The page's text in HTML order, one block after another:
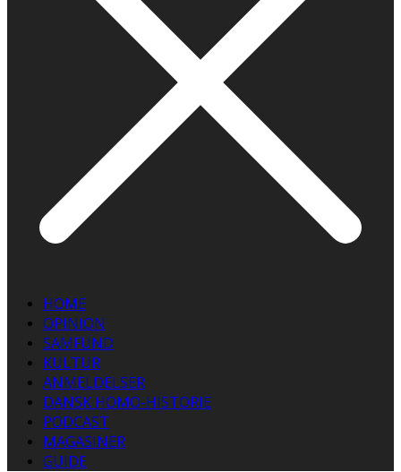
HOME
OPINION
SAMFUND
KULTUR
ANMELDELSER
DANSK HOMO-HISTORIE
PODCAST
MAGASINER
GUIDE